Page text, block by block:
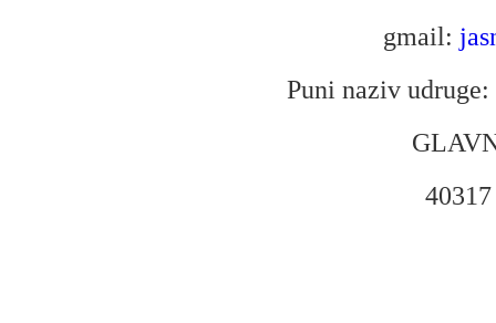
gmail:
Puni naziv